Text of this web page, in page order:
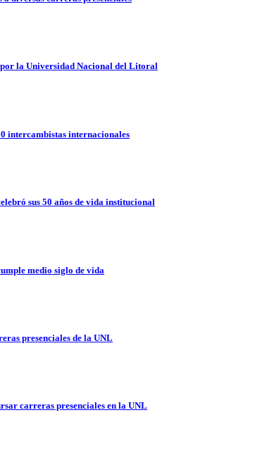
la Universidad Nacional del Litoral
intercambistas internacionales
sus 50 años de vida institucional
medio siglo de vida
presenciales de la UNL
carreras presenciales en la UNL